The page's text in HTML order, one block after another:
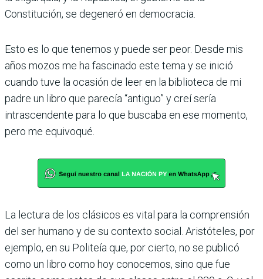
Constitución, se degeneró en democracia.
Esto es lo que tenemos y puede ser peor. Desde mis
años mozos me ha fascinado este tema y se inició
cuando tuve la ocasión de leer en la biblioteca de mi
padre un libro que parecía “antiguo” y creí sería
intrascendente para lo que buscaba en ese momento,
pero me equivo­qué.
La lectura de los clásicos es vital para la comprensión
del ser humano y de su contexto social. Aristóteles, por
ejem­plo, en su Politeía que, por cierto, no se publicó
como un libro como hoy conoce­mos, sino que fue